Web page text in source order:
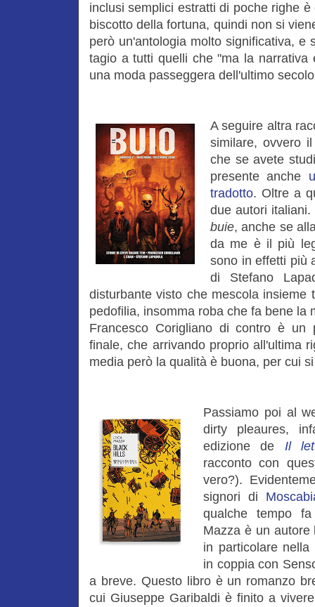
inclusi semplici estratti di poche righe
biscotto della fortuna, quindi non si
però un'antologia molto significativa, e
tagio a tutti quelli che "ma la narrativa
una moda passeggera dell'ultimo
A seguire altra
similare, ovvero
che se avete
presente anche
tradotto. Oltre a
due autori
buie, anche se
da me è il più
sono in effetti più
di Stefano
disturbante visto che mescola insieme
pedofilia, insomma roba che fa bene la
Francesco Corigliano di contro è un
finale, che arrivando proprio all'ultima
media però la qualità è buona, per cui
Passiamo poi al
dirty pleaures,
edizione de Il
racconto con
vero?).
signori di
qualche tempo fa
Mazza è un autore
in particolare
in coppia con
a breve. Questo libro è un romanzo
cui Giuseppe Garibaldi è finito a